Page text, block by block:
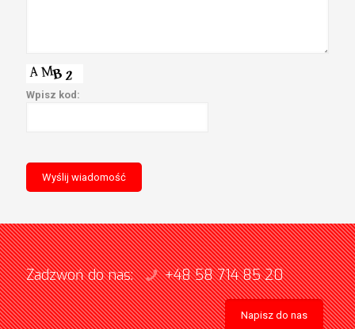
Wpisz kod:
Zadzwoń do nas: +48 58 714 85 20
Napisz do nas